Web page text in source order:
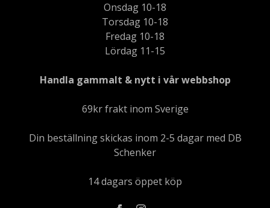
Onsdag 10-18
Torsdag 10-18
Fredag 10-18
Lördag 11-15
Handla gammalt & nytt i vår webbshop
69kr frakt inom Sverige
Din beställning skickas inom 2-5 dagar med DB
Schenker
14 dagars öppet köp